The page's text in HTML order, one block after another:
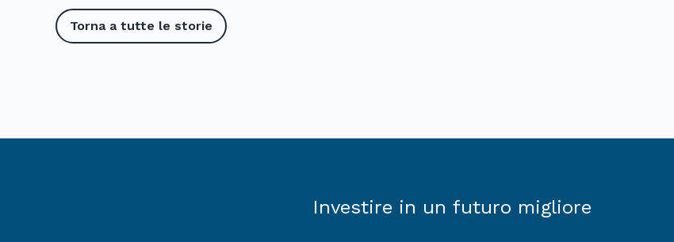
Torna a tutte le storie
Investire in un futuro migliore